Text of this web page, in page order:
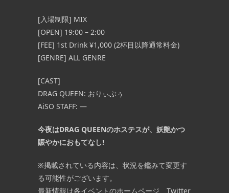
[入場制限] MIX
[OPEN] 19:00 – 2:00
[FEE] 1st Drink ¥1,000 (2杯目以降通常料金)
[GENRE] ALL GENRE
[CAST]
DRAG QUEEN: おりぃぶぅ
AiSO STAFF: —
今夜はDRAG QUEENのホステスが、妖艶かつ
賑やかにおもてなし!
※掲載されている内容は、状況を鑑みて変更す
る可能性がございます。
最新情報は各イベントのホームページ、Twitter